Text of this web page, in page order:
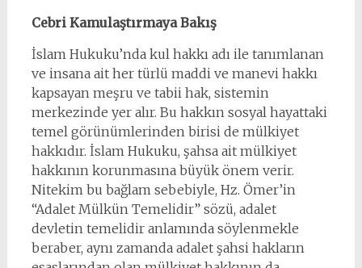
Cebri Kamulaştırmaya Bakış
İslam Hukuku’nda kul hakkı adı ile tanımlanan
ve insana ait her türlü maddi ve manevi hakkı
kapsayan meşru ve tabii hak, sistemin
merkezinde yer alır. Bu hakkın sosyal hayattaki
temel görünümlerinden birisi de mülkiyet
hakkıdır. İslam Hukuku, şahsa ait mülkiyet
hakkının korunmasına büyük önem verir.
Nitekim bu bağlam sebebiyle, Hz. Ömer’in
“Adalet Mülkün Temelidir” sözü, adalet
devletin temelidir anlamında söylenmekle
beraber, aynı zamanda adalet şahsi hakların